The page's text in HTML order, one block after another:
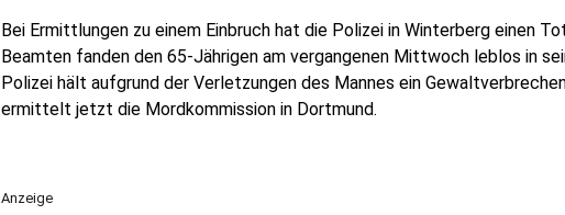
Bei Ermittlungen zu einem Einbruch hat die Polizei in Winterberg einen
Beamten fanden den 65-Jährigen am vergangenen Mittwoch leblos in
Polizei hält aufgrund der Verletzungen des Mannes ein
ermittelt jetzt die Mordkommission in Dortmund.
Anzeige